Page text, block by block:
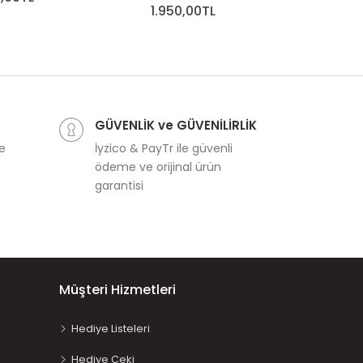
1.950,00TL
GÜVENLİK ve GÜVENİLİRLİK
İyzico & PayTr ile güvenli
ödeme ve orijinal ürün
garantisi
Müşteri Hizmetleri
Hediye Listeleri
Hediye Çeki